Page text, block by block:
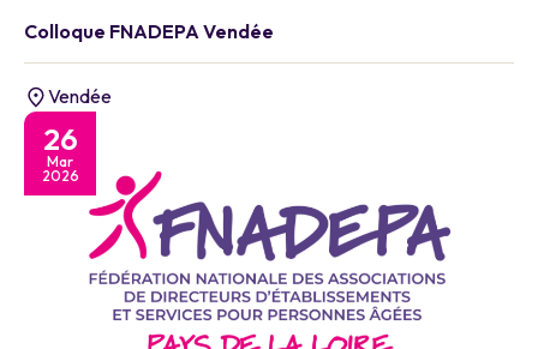
Colloque FNADEPA Vendée
Vendée
26
Mar
2026